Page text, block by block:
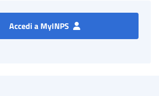
Accedi a MyINPS